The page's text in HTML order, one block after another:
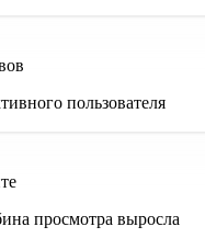
пользователя
просмотра выросла